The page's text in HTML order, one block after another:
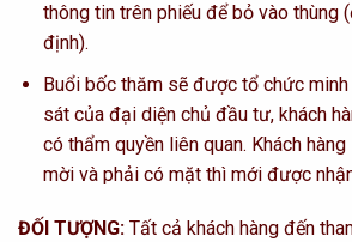
thông tin trên phiếu để bỏ vào thùng
định).
Buổi bốc thăm sẽ được tổ chức
sát của đại diện chủ đầu tư, khách
có thẩm quyền liên quan. Khách
mời và phải có mặt thì mới được
ĐỐI TƯỢNG: Tất cả khách hàng đến